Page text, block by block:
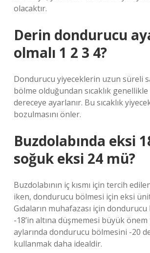
olacaktır.
Derin dondurucu
olmalı 1 2 3 4?
Dondurucu yiyeceklerin uzun süreli
bölme olduğundan sıcaklık
dereceye ayarlanır. Bu sıcaklık
bozulmasını önler.
Buzdolabında eksi
soğuk eksi 24 mü?
Buzdolabının iç kısmı için tercih
iken, dondurucu bölmesi için eksi
Gıdaların muhafazası için
-18’in altına düşmemesi büyük önem
aylarında dondurucu bölmesini -20
kullanmak daha idealdir.